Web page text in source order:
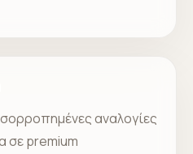
αναλογίες
σε premium